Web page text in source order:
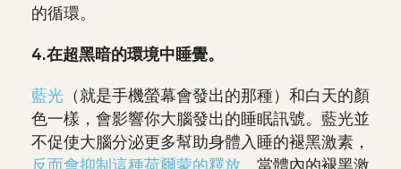
的循環。
4.在超黑暗的環境中睡覺。
藍光 （就是手機螢幕會發出的那種）和白天的顏
色一樣，會影響你大腦發出的睡眠訊號。藍光並
不促使大腦分泌更多幫助身體入睡的褪黑激素，